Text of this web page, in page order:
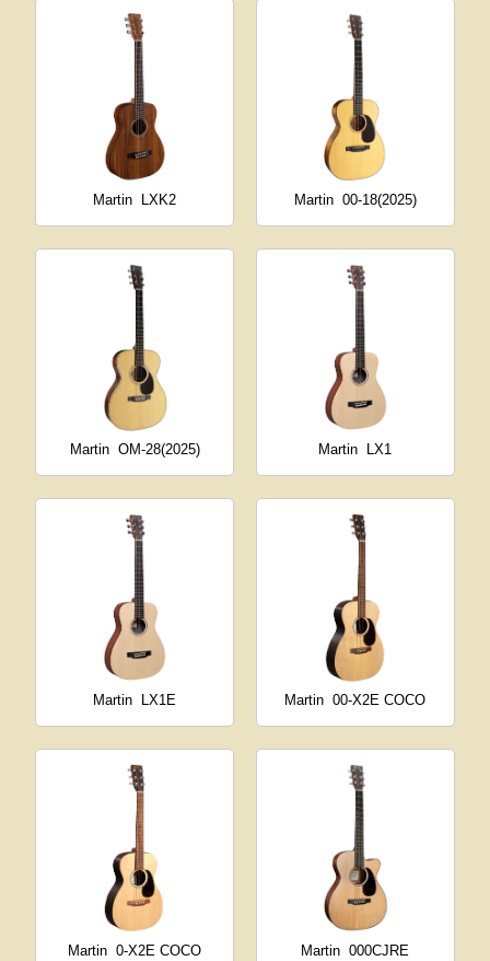
Martin LXK2 Martin 00-18(2025)
Martin OM-28(2025) Martin LX1
Martin LX1E Martin 00-X2E COCO
Martin 0-X2E COCO Martin 000CJRE